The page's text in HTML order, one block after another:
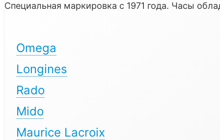
Специальная маркировка с 1971 года. Часы
Omega
Longines
Rado
Mido
Maurice Lacroix